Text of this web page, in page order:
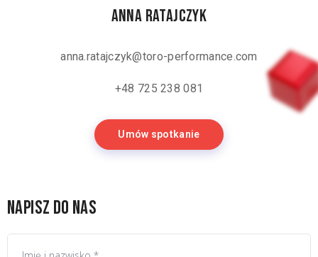
Anna Ratajczyk
anna.ratajczyk@toro-performance.com
+48 725 238 081
Umów spotkanie
Napisz do nas